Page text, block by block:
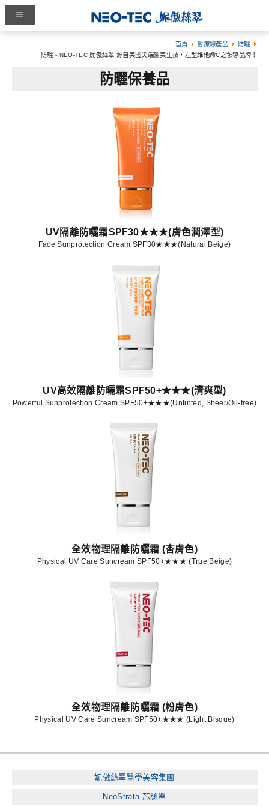
首頁 醫療線產品
防曬
防曬 - NEO-TEC 妮傲絲翠 源自美國尖端醫美生技，左型維他命C之領導品牌！
防曬保養品
UV隔離防曬霜SPF30★★★(膚色潤澤型)
Face Sunprotection Cream SPF30★★★(Natural Beige)
UV高效隔離防曬霜SPF50+★★★(清爽型)
Powerful Sunprotection Cream SPF50+★★★(Untinted, Sheer/Oil-free)
全效物理隔離防曬霜 (杏膚色)
Physical UV Care Suncream SPF50+★★★ (True Beige)
全效物理隔離防曬霜 (粉膚色)
Physical UV Care Suncream SPF50+★★★ (Light Bisque)
妮傲絲翠醫學美容集團
NeoStrata 芯絲翠